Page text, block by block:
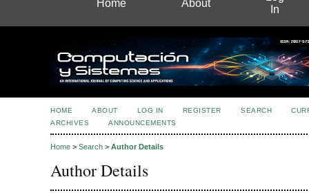
Home About
In
HOME ABOUT LOG IN REGISTER SEARCH
ARCHIVES
ANNOUNCEMENTS
Home > Search > Author Details
Author Details